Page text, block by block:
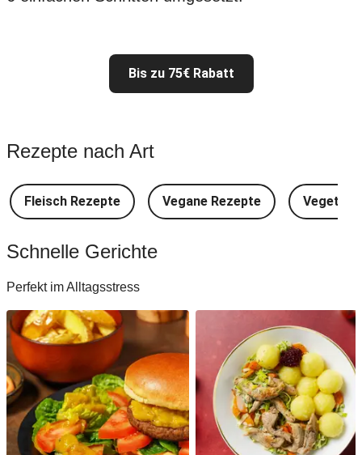
Bis zu 75€ Rabatt
Rezepte nach Art
Fleisch Rezepte Vegane Rezepte
Schnelle Gerichte
Perfekt im Alltagsstress